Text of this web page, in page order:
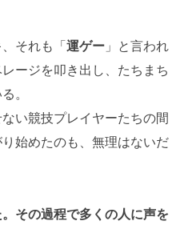
それも「運ゲー 」と言われ
ージを叩き出し、たちまち
。
い競技プレイヤーたちの間
始めたのも、無理はないだ
その過程で多くの人に声を